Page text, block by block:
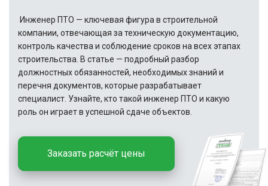
Инженер ПТО — ключевая фигура в строительной
компании, отвечающая за техническую документацию,
контроль качества и соблюдение сроков на всех этапах
строительства. В статье — подробный разбор
должностных обязанностей, необходимых знаний и
перечня документов, которые разрабатывает
специалист. Узнайте, кто такой инженер ПТО и какую
роль он играет в успешной сдаче объектов.
Заказать расчёт цены